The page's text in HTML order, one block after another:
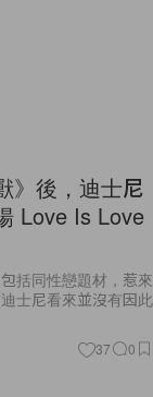
》後，迪士尼
Love Is Love
括同性戀題材，惹來
士尼看來並沒有因此
37 0